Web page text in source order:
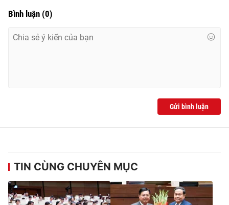
Bình luận (0)
Gửi bình luận
TIN CÙNG CHUYÊN MỤC